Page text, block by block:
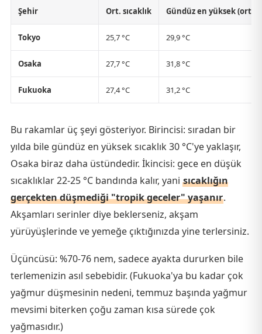
Şehir Ort. sıcaklık Gündüz en yüksek (ort.)
Tokyo 25,7 °C 29,9 °C
Osaka 27,7 °C 31,8 °C
Fukuoka 27,4 °C 31,2 °C
Bu rakamlar üç şeyi gösteriyor. Birincisi: sıradan bir
yılda bile gündüz en yüksek sıcaklık 30 °C'ye yaklaşır,
Osaka biraz daha üstündedir. İkincisi: gece en düşük
sıcaklıklar 22-25 °C bandında kalır, yani sıcaklığın
gerçekten düşmediği "tropik geceler" yaşanır.
Akşamları serinler diye beklerseniz, akşam
yürüyüşlerinde ve yemeğe çıktığınızda yine terlersiniz.
Üçüncüsü: %70-76 nem, sadece ayakta dururken bile
terlemenizin asıl sebebidir. (Fukuoka'ya bu kadar çok
yağmur düşmesinin nedeni, temmuz başında yağmur
mevsimi biterken çoğu zaman kısa sürede çok
yağmasıdır.)